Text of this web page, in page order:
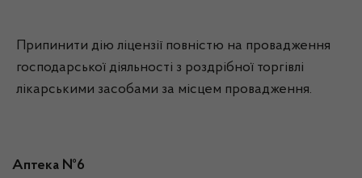
Припинити дію ліцензії повністю на провадження
господарської діяльності з роздрібної торгівлі
лікарськими засобами за місцем провадження.
Аптека №6